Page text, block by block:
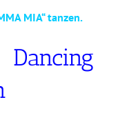
MIA“ tanzen.